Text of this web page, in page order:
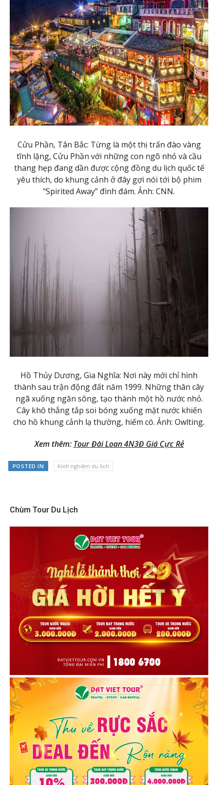
Cửu Phần, Tân Bắc: Từng là một thị trấn đào vàng
tĩnh lặng, Cửu Phần với những con ngõ nhỏ và cầu
thang hẹp đang dần được cộng đồng du lịch quốc tế
yêu thích, do khung cảnh ở đây gợi nói tới bộ phim
"Spirited Away” đình đám. Ảnh: CNN.
Hồ Thủy Dương, Gia Nghĩa: Nơi này mới chỉ hình
thành sau trận động đất năm 1999. Những thân cây
ngã xuống ngăn sông, tạo thành một hồ nước nhỏ.
Cây khô thẳng tắp soi bóng xuống mặt nước khiến
cho hồ khung cảnh lạ thường, hiếm có. Ảnh: Owlting.
Xem thêm: Tour Đài Loan 4N3Đ Giá Cực Rẻ
POSTED IN Kinh nghiệm du lịch
Chùm Tour Du Lịch